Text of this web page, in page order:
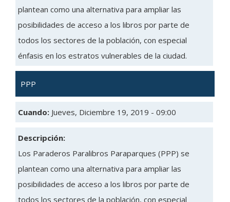
plantean como una alternativa para ampliar las
posibilidades de acceso a los libros por parte de
todos los sectores de la población, con especial
énfasis en los estratos vulnerables de la ciudad.
PPP
Cuando: Jueves, Diciembre 19, 2019 - 09:00
Descripción:
Los Paraderos Paralibros Paraparques (PPP) se
plantean como una alternativa para ampliar las
posibilidades de acceso a los libros por parte de
todos los sectores de la población, con especial